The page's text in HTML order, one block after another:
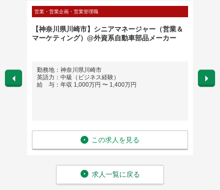
営業・営業企画・営業管理職
【神奈川県川崎市】シニアマネージャー（営業＆
マーケティング）@外資系自動車部品メーカー
勤務地：神奈川県川崎市
英語力：中級（ビジネス経験）
給 与：年収 1,000万円 〜 1,400万円
この求人を見る
勤務
英語
給
求人一覧に戻る